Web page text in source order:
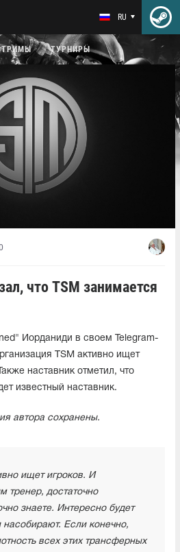
RU
ТУРНИРЫ
что TSM занимается
Иорданиди в своем Telegram-
TSM активно ищет
наставник отметил, что
известный наставник.
автора сохранены.
ищет игроков. И
тренер, достаточно
знаете. Интересно будет
насобирают. Если конечно,
всех этих трансферных